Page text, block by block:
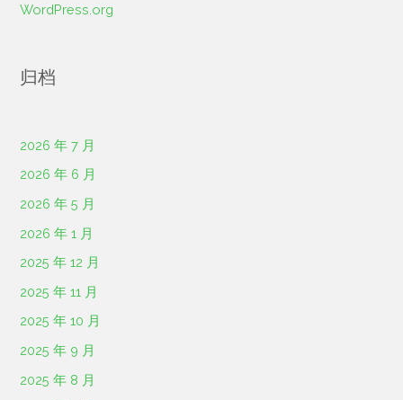
WordPress.org
归档
2026 年 7 月
2026 年 6 月
2026 年 5 月
2026 年 1 月
2025 年 12 月
2025 年 11 月
2025 年 10 月
2025 年 9 月
2025 年 8 月